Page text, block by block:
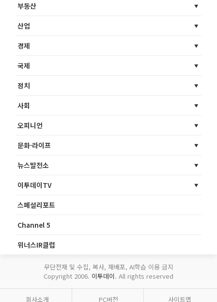
부동산
산업
경제
국제
정치
사회
오피니언
문화·라이프
뉴스발전소
이투데이TV
스페셜리포트
Channel 5
위너스IR클럽
무단전재 및 수집, 복사, 재배포, AI학습 이용 금지
Copyright 2006. 이투데이. All rights reserved
회사소개 PC버전 사이트맵